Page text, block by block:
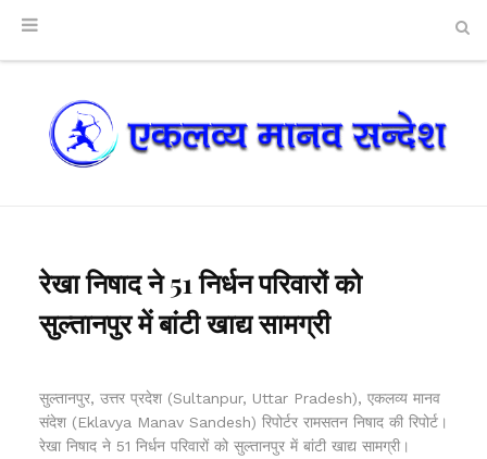
रेखा निषाद ने 51 निर्धन परिवारों को
सुल्तानपुर में बांटी खाद्य सामग्री
सुल्तानपुर, उत्तर प्रदेश (Sultanpur, Uttar Pradesh), एकलव्य मानव
संदेश (Eklavya Manav Sandesh) रिपोर्टर रामसतन निषाद की रिपोर्ट।
रेखा निषाद ने 51 निर्धन परिवारों को सुल्तानपुर में बांटी खाद्य सामग्री।